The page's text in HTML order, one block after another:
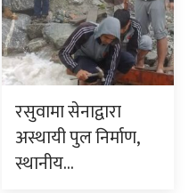
रसुवामा सेनाद्वारा
अस्थायी पुल निर्माण,
स्थानीय…